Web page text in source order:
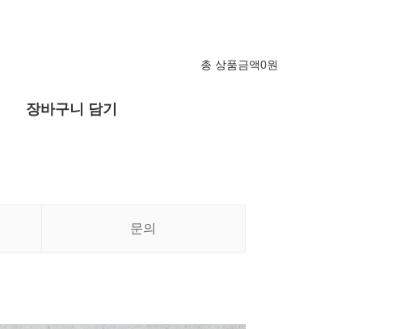
총 상품금액0원
장바구니 담기
문의